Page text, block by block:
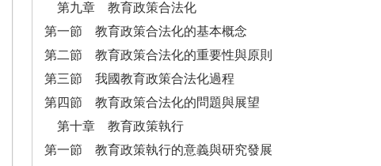
第九章 教育政策合法化
第一節 教育政策合法化的基本概念
第二節 教育政策合法化的重要性與原則
第三節 我國教育政策合法化過程
第四節 教育政策合法化的問題與展望
第十章 教育政策執行
第一節 教育政策執行的意義與研究發展